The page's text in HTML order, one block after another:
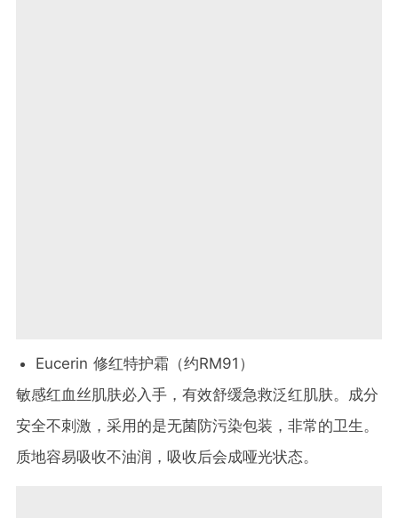
Eucerin 修红特护霜（约RM91）
敏感红血丝肌肤必入手，有效舒缓急救泛红肌肤。成分
安全不刺激，采用的是无菌防污染包装，非常的卫生。
质地容易吸收不油润，吸收后会成哑光状态。